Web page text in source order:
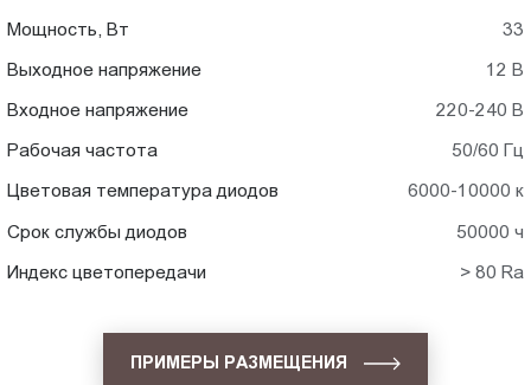
Мощность, Вт 33
Выходное напряжение 12 В
Входное напряжение 220-240 В
Рабочая частота 50/60 Гц
Цветовая температура диодов 6000-10000 к
Срок службы диодов 50000 ч
Индекс цветопередачи > 80 Ra
ПРИМЕРЫ РАЗМЕЩЕНИЯ